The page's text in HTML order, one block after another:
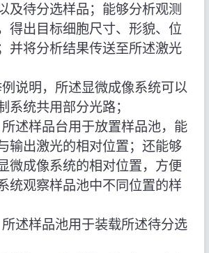
及待分选样品；能够分析观测
得出目标细胞尺寸、形貌、位
并将分析结果传送至所述激光
说明，所述显微成像系统可以
系统共用部分光路；
述样品台用于放置样品池，能
输出激光的相对位置；还能够
微成像系统的相对位置，方便
统观察样品池中不同位置的样
述样品池用于装载所述待分选